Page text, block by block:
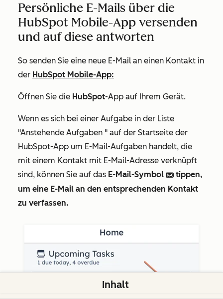
Persönliche E-Mails über die
HubSpot Mobile-App versenden
und auf diese antworten
So senden Sie eine neue E-Mail an einen Kontakt in
der HubSpot Mobile-App:
Öffnen Sie die HubSpot-App auf Ihrem Gerät.
Wenn es sich bei einer Aufgabe in der Liste
"Anstehende Aufgaben " auf der Startseite der
HubSpot-App um E-Mail-Aufgaben handelt, die
mit einem Kontakt mit E-Mail-Adresse verknüpft
sind, können Sie auf das E-Mail-Symbol email tippen,
um eine E-Mail an den entsprechenden Kontakt
zu verfassen.
Inhalt